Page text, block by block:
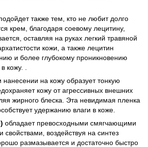
также тем, кто не любит долго
крем, благодаря соевому лецитину,
оставляя на руках легкий травяной
кожи, а также лецитин
и более глубокому проникновению
кожу. .
нанесении на кожу образует тонкую
кожу от агрессивных внешних
жирного блеска. Эта невидимая пленка
удержанию влаги в коже.
обладает превосходными смягчающими
воздействуя на синтез
размазывается и достаточно быстро